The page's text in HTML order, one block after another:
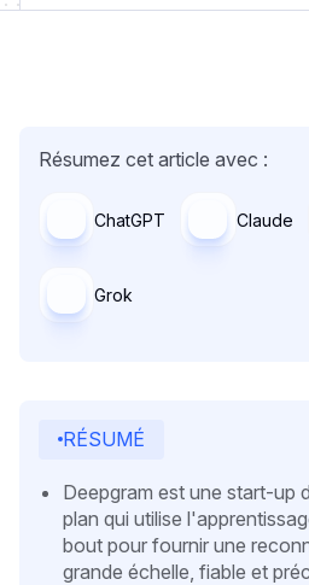
Résumez cet article avec :
ChatGPT Claude
Grok
RÉSUMÉ
Deepgram est une start-up
plan qui utilise
bout pour fournir une
grande échelle, fiable et